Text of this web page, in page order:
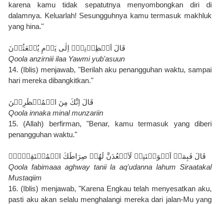
karena kamu tidak sepatutnya menyombongkan diri di
dalamnya. Keluarlah! Sesungguhnya kamu termasuk makhluk
yang hina."
قَالَ اَنۡظِرۡنِىۡۤ اِلٰى يَوۡمِ يُبۡعَثُوۡنَ
Qoola anzirniii ilaa Yawmi yub'asuun
14. (Iblis) menjawab, "Berilah aku penangguhan waktu, sampai
hari mereka dibangkitkan."
قَالَ اِنَّكَ مِنَ الۡمُنۡظَرِيۡنَ
Qoola innaka minal munzariin
15. (Allah) berfirman, "Benar, kamu termasuk yang diberi
penangguhan waktu."
قَالَ فَبِمَاۤ اَغۡوَيۡتَنِىۡ لَاَقۡعُدَنَّ لَهُمۡ صِرَاطَكَ الۡمُسۡتَقِيۡمَۙ‏
Qoola fabimaaa aghway tanii la aq'udanna lahum Siraatakal
Mustaqiim
16. (Iblis) menjawab, "Karena Engkau telah menyesatkan aku,
pasti aku akan selalu menghalangi mereka dari jalan-Mu yang